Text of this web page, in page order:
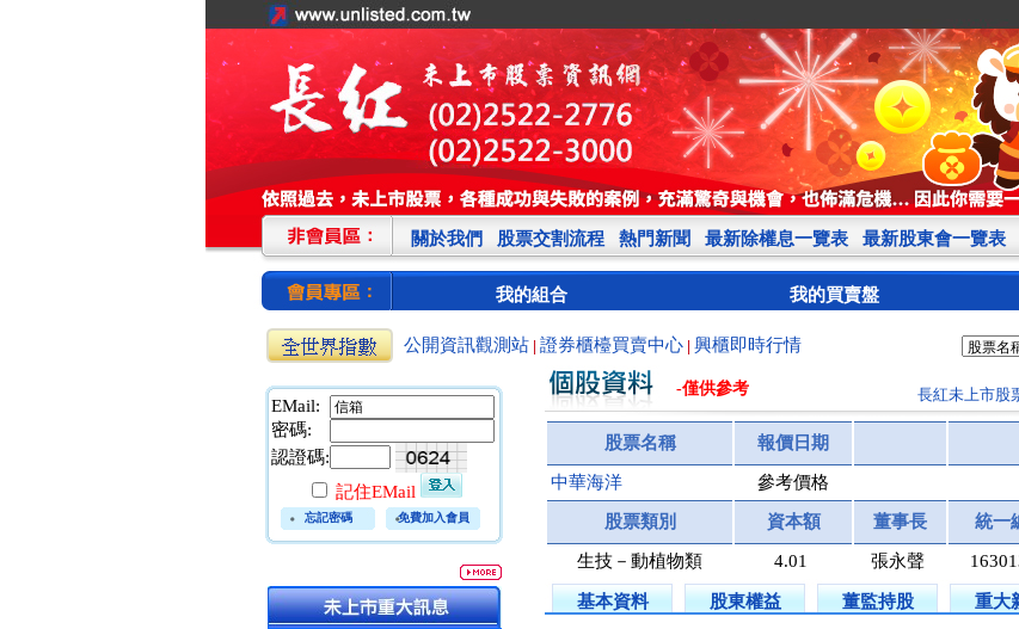
關於我們 股票交割流程 熱門新聞 最新除權息一覽表 最新股東會一覽表
我的組合 我的買賣盤
公開資訊觀測站 證券櫃檯買賣中心 興櫃即時行情
EMail:
密碼:
認證碼:
記住EMail
忘記密碼 免費加入會員
-僅供參考 長紅未上市股
股票名稱 報價日期
中華海洋 參考價格
股票類別 資本額 董事長 統一
生技－動植物類 4.01 張永聲
基本資料 股東權益 董監持股 重大